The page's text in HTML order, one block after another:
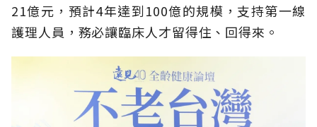
21億元，預計4年達到100億的規模，支持第一線
護理人員，務必讓臨床人才留得住、回得來。